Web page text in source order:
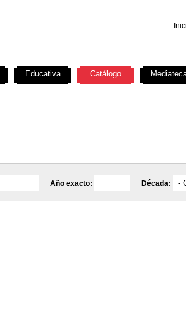
Año exacto: Década:
Educativa Catálogo